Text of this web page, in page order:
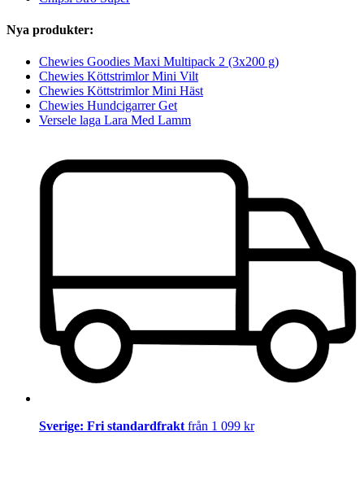
Nya produkter:
Chewies Goodies Maxi Multipack 2 (3x200 g)
Chewies Köttstrimlor Mini Vilt
Chewies Köttstrimlor Mini Häst
Chewies Hundcigarrer Get
Versele laga Lara Med Lamm
Sverige: Fri standardfrakt från 1 099 kr